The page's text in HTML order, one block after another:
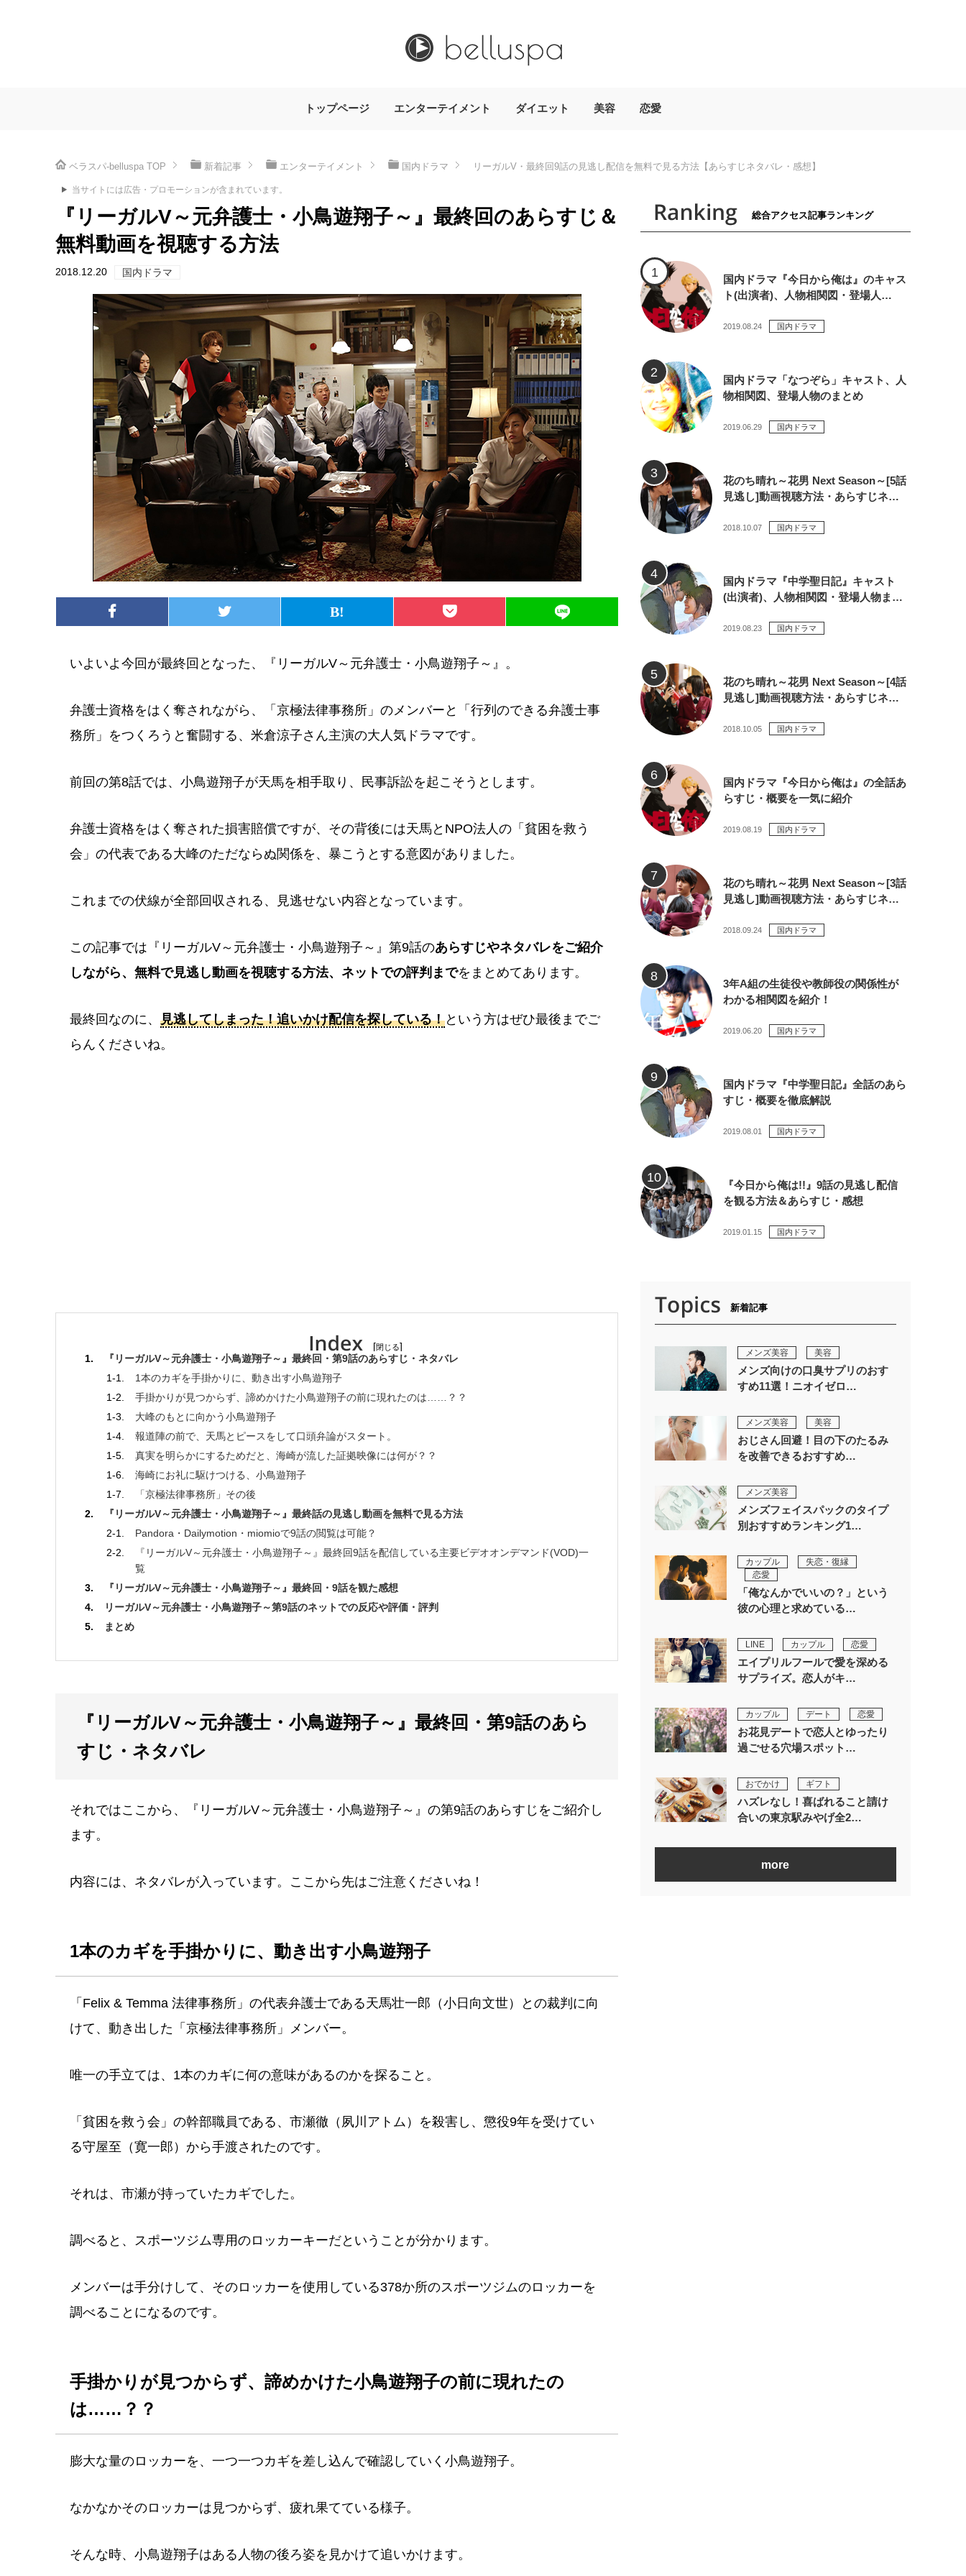
トップページ エンターテイメント ダイエット 美容 恋愛
ベラスパ-belluspa TOP 新着記事 エンターテイメント 国内ドラマ リーガルV・最終回9話の見逃し配信を無料で見る方法【あらすじネタバレ・感想】
当サイトには広告・プロモーションが含まれています。
『リーガルV～元弁護士・小鳥遊翔子～』最終回のあらすじ＆
無料動画を視聴する方法
2018.12.20 国内ドラマ
いよいよ今回が最終回となった、『リーガルV～元弁護士・小鳥遊翔子～』。
弁護士資格をはく奪されながら、「京極法律事務所」のメンバーと「行列のできる弁護士事
務所」をつくろうと奮闘する、米倉涼子さん主演の大人気ドラマです。
前回の第8話では、小鳥遊翔子が天馬を相手取り、民事訴訟を起こそうとします。
弁護士資格をはく奪された損害賠償ですが、その背後には天馬とNPO法人の「貧困を救う
会」の代表である大峰のただならぬ関係を、暴こうとする意図がありました。
これまでの伏線が全部回収される、見逃せない内容となっています。
この記事では『リーガルV～元弁護士・小鳥遊翔子～』第9話のあらすじやネタバレをご紹介
しながら、無料で見逃し動画を視聴する方法、ネットでの評判までをまとめてあります。
最終回なのに、 見逃してしまった！追いかけ配信を探している！という方はぜひ最後までご
らんくださいね。
[
]
『リーガルV～元弁護士・小鳥遊翔子～』最終回・第9話のあらすじ・ネタバレ
1本のカギを手掛かりに、動き出す小鳥遊翔子
手掛かりが見つからず、諦めかけた小鳥遊翔子の前に現れたのは……？？
大峰のもとに向かう小鳥遊翔子
報道陣の前で、天馬とピースをして口頭弁論がスタート。
真実を明らかにするためだと、海崎が流した証拠映像には何が？？
海崎にお礼に駆けつける、小鳥遊翔子
「京極法律事務所」その後
『リーガルV～元弁護士・小鳥遊翔子～』最終話の見逃し動画を無料で見る方法
Pandora・Dailymotion・miomioで9話の閲覧は可能？
『リーガルV～元弁護士・小鳥遊翔子～』最終回9話を配信している主要ビデオオンデマンド(VOD)一
覧
『リーガルV～元弁護士・小鳥遊翔子～』最終回・9話を観た感想
リーガルV～元弁護士・小鳥遊翔子～第9話のネットでの反応や評価・評判
まとめ
『リーガルV～元弁護士・小鳥遊翔子～』最終回・第9話のあら
すじ・ネタバレ
それではここから、『リーガルV～元弁護士・小鳥遊翔子～』の第9話のあらすじをご紹介し
ます。
内容には、ネタバレが入っています。ここから先はご注意くださいね！
1本のカギを手掛かりに、動き出す小鳥遊翔子
「Felix & Temma 法律事務所」の代表弁護士である天馬壮一郎（小日向文世）との裁判に向
けて、動き出した「京極法律事務所」メンバー。
唯一の手立ては、1本のカギに何の意味があるのかを探ること。
「貧困を救う会」の幹部職員である、市瀬徹（夙川アトム）を殺害し、懲役9年を受けてい
る守屋至（寛一郎）から手渡されたのです。
それは、市瀬が持っていたカギでした。
調べると、スポーツジム専用のロッカーキーだということが分かります。
メンバーは手分けして、そのロッカーを使用している378か所のスポーツジムのロッカーを
調べることになるのです。
手掛かりが見つからず、諦めかけた小鳥遊翔子の前に現れたの
は……？？
膨大な量のロッカーを、一つ一つカギを差し込んで確認していく小鳥遊翔子。
なかなかそのロッカーは見つからず、疲れ果てている様子。
そんな時、小鳥遊翔子はある人物の後ろ姿を見かけて追いかけます。
総合アクセス記事ランキング
国内ドラマ『今日から俺は』のキャス
ト(出演者)、人物相関図・登場人…
2019.08.24 国内ドラマ
国内ドラマ「なつぞら」キャスト、人
物相関図、登場人物のまとめ
2019.06.29 国内ドラマ
花のち晴れ～花男 Next Season～[5話
見逃し]動画視聴方法・あらすじネ…
2018.10.07 国内ドラマ
国内ドラマ『中学聖日記』キャスト
(出演者)、人物相関図・登場人物ま…
2019.08.23 国内ドラマ
花のち晴れ～花男 Next Season～[4話
見逃し]動画視聴方法・あらすじネ…
2018.10.05 国内ドラマ
国内ドラマ『今日から俺は』の全話あ
らすじ・概要を一気に紹介
2019.08.19 国内ドラマ
花のち晴れ～花男 Next Season～[3話
見逃し]動画視聴方法・あらすじネ…
2018.09.24 国内ドラマ
3年A組の生徒役や教師役の関係性が
わかる相関図を紹介！
2019.06.20 国内ドラマ
国内ドラマ『中学聖日記』全話のあら
すじ・概要を徹底解説
2019.08.01 国内ドラマ
『今日から俺は!!』9話の見逃し配信
を観る方法＆あらすじ・感想
2019.01.15 国内ドラマ
新着記事
メンズ美容 美容
メンズ向けの口臭サプリのおす
すめ11選！ニオイゼロ…
メンズ美容 美容
おじさん回避！目の下のたるみ
を改善できるおすすめ…
メンズ美容
メンズフェイスパックのタイプ
別おすすめランキング1…
カップル
失恋・復縁
恋愛
「俺なんかでいいの？」という
彼の心理と求めている…
LINE カップル 恋愛
エイプリルフールで愛を深める
サプライズ。恋人がキ…
カップル デート 恋愛
お花見デートで恋人とゆったり
過ごせる穴場スポット…
おでかけ ギフト
ハズレなし！喜ばれること請け
合いの東京駅みやげ全2…
more